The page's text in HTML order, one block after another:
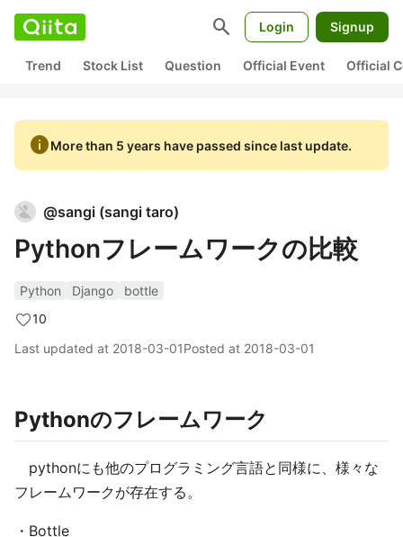
search Login Signup
Trend Stock List Question Official Event Official
infoMore than 5 years have passed since last update.
@sangi (sangi taro)
Pythonフレームワークの比較
Python Django
bottle
10
Last updated at 2018-03-01Posted at 2018-03-01
Pythonのフレームワーク
pythonにも他のプログラミング言語と同様に、様々な
フレームワークが存在する。
・Bottle